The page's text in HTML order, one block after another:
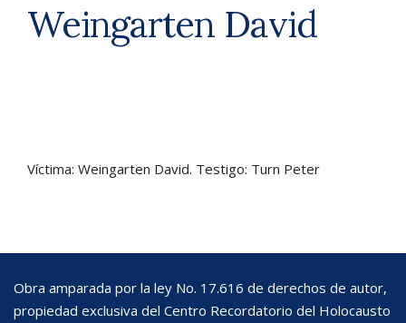
Weingarten David
Víctima: Weingarten David. Testigo: Turn Peter
Obra amparada por la ley No. 17.616 de derechos de autor,
propiedad exclusiva del Centro Recordatorio del Holocausto